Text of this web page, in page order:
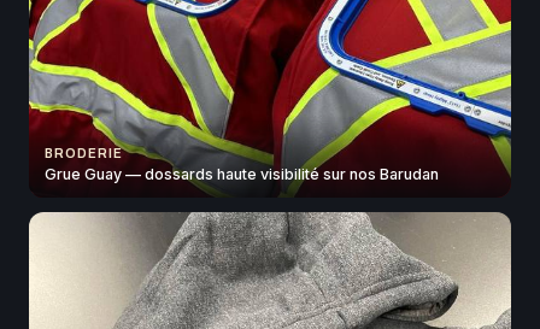
BRODERIE
Grue Guay — dossards haute visibilité sur nos Barudan